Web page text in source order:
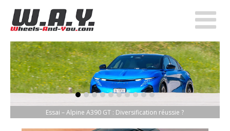
Essai – Alpine A390 GT : Diversification réussie ?
item-0
item-1
item-2
item-3
item-4
item-5
item-6
item-7
item-8
item-9